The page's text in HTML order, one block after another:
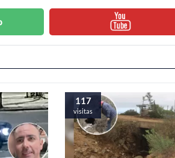
117
visitas